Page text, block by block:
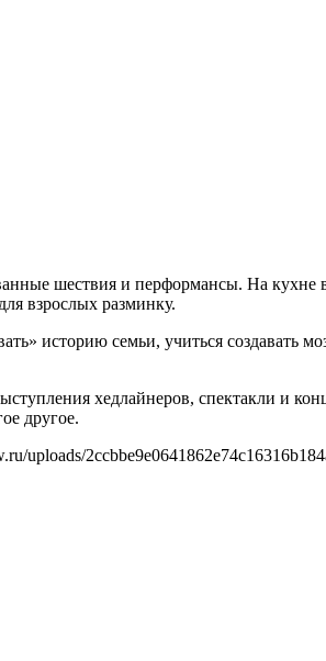
шествия и перформансы. На
взрослых разминку.
историю семьи, учиться создавать
хедлайнеров, спектакли и
другое.
uploads/